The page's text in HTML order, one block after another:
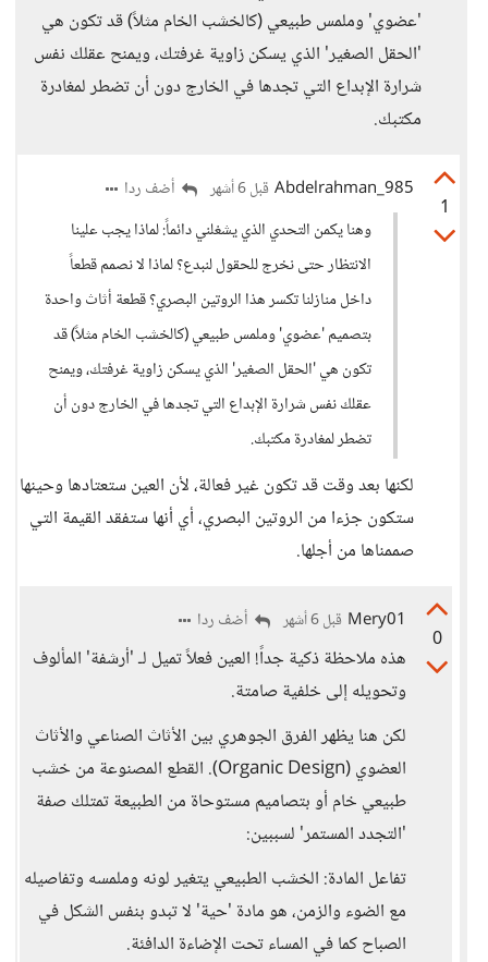
'عضوي' وملمس طبيعي (كالخشب الخام مثلاً) قد تكون هي
'الحقل الصغير' الذي يسكن زاوية غرفتك، ويمنح عقلك نفس
شرارة الإبداع التي تجدها في الخارج دون أن تضطر لمغادرة
مكتبك.
1
Abdelrahman_985 قبل 6 أشهر
أضف ردا
وهنا يكمن التحدي الذي يشغلني دائماً: لماذا يجب علينا
الانتظار حتى نخرج للحقول لنبدع؟ لماذا لا نصمم قطعاً
داخل منازلنا تكسر هذا الروتين البصري؟ قطعة أثاث واحدة
بتصميم 'عضوي' وملمس طبيعي (كالخشب الخام مثلاً) قد
تكون هي 'الحقل الصغير' الذي يسكن زاوية غرفتك، ويمنح
عقلك نفس شرارة الإبداع التي تجدها في الخارج دون أن
تضطر لمغادرة مكتبك.
لكنها بعد وقت قد تكون غير فعالة، لأن العين ستعتادها وحينها
ستكون جزءا من الروتين البصري، أي أنها ستفقد القيمة التي
صممناها من أجلها.
0
Mery01 قبل 6 أشهر أضف ردا
هذه ملاحظة ذكية جداً! العين فعلاً تميل لـ 'أرشفة' المألوف
وتحويله إلى خلفية صامتة.
لكن هنا يظهر الفرق الجوهري بين الأثاث الصناعي والأثاث
العضوي (Organic Design). القطع المصنوعة من خشب
طبيعي خام أو بتصاميم مستوحاة من الطبيعة تمتلك صفة
'التجدد المستمر' لسببين:
تفاعل المادة: الخشب الطبيعي يتغير لونه وملمسه وتفاصيله
مع الضوء والزمن، هو مادة 'حية' لا تبدو بنفس الشكل في
الصباح كما في المساء تحت الإضاءة الدافئة.